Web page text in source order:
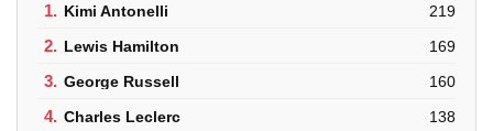
1. Kimi Antonelli 219
2. Lewis Hamilton 169
3. George Russell 160
4. Charles Leclerc 138